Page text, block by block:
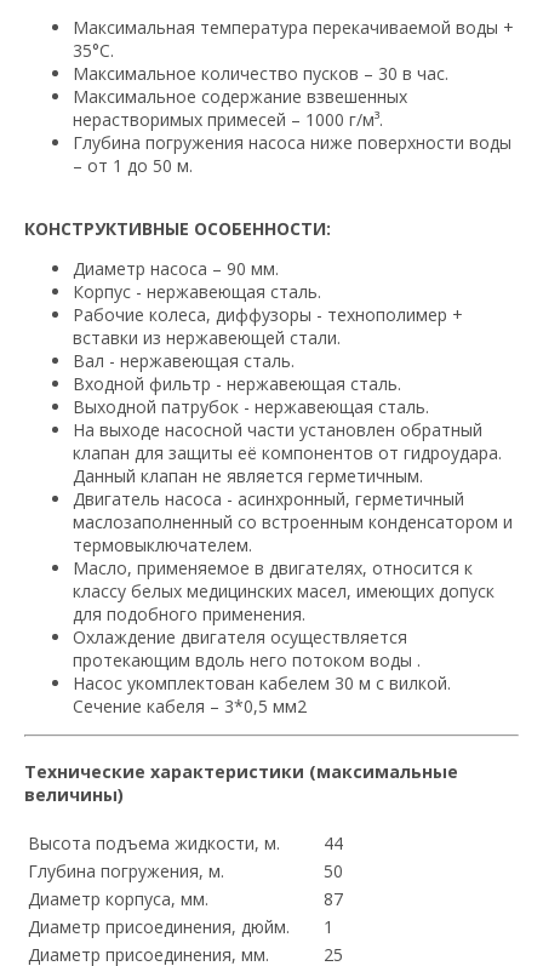
Максимальная температура перекачиваемой воды +
35°С.
Максимальное количество пусков – 30 в час.
Максимальное содержание взвешенных
нерастворимых примесей – 1000 г/м³.
Глубина погружения насоса ниже поверхности воды
– от 1 до 50 м.
КОНСТРУКТИВНЫЕ ОСОБЕННОСТИ:
Диаметр насоса – 90 мм.
Корпус - нержавеющая сталь.
Рабочие колеса, диффузоры - технополимер +
вставки из нержавеющей стали.
Вал - нержавеющая сталь.
Входной фильтр - нержавеющая сталь.
Выходной патрубок - нержавеющая сталь.
На выходе насосной части установлен обратный
клапан для защиты её компонентов от гидроудара.
Данный клапан не является герметичным.
Двигатель насоса - асинхронный, герметичный
маслозаполненный со встроенным конденсатором и
термовыключателем.
Масло, применяемое в двигателях, относится к
классу белых медицинских масел, имеющих допуск
для подобного применения.
Охлаждение двигателя осуществляется
протекающим вдоль него потоком воды .
Насос укомплектован кабелем 30 м с вилкой.
Сечение кабеля – 3*0,5 мм2
Технические характеристики (максимальные
величины)
Высота подъема жидкости, м.
44
Глубина погружения, м.
50
Диаметр корпуса, мм.
87
Диаметр присоединения, дюйм.
1
Диаметр присоединения, мм.
25